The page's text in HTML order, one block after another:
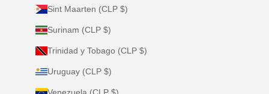
Sint Maarten (CLP $)
Surinam (CLP $)
Trinidad y Tobago (CLP $)
Uruguay (CLP $)